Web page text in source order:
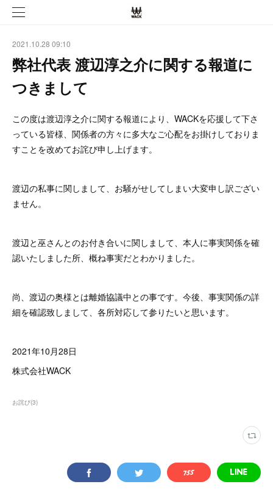
2021.10.28 09:10
弊社代表 渡辺淳之介に関する報道に
つきまして
この度は渡辺淳之介に関する報道により、WACKを応援して下さ
っている皆様、関係者の方々に多大なご心配をお掛けしておりま
すことを改めてお詫び申し上げます。
渡辺の私事に関しまして、お騒がせしてしまい大変申し訳ござい
ません。
渡辺と巫さんとのお付き合いに関しまして、本人に事実関係を確
認いたしました所、概ね事実だとわかりました。
尚、渡辺の奥様とは離婚協議中との事です。今後、事実関係の詳
細を確認致しまして、各所対応して参りたいと思います。
2021年10月28日
株式会社WACK
お詫び(3)